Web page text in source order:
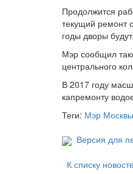
Продолжится
текущий ремонт
годы дворы
Мэр сообщил
центрального
В 2017 году
капремонту
Теги: Мэр
Версия для
К списку